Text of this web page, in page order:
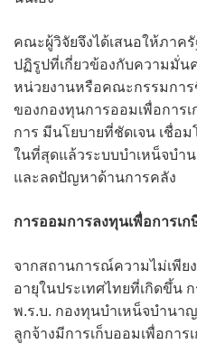
คณะผู้วิจัยจึงได้เสนอให้ภาค
ปฏิรูปที่เกี่ยวข้องกับความมั่น
หน่วยงานหรือคณะกรรมกา
ของกองทุนการออมเพื่อการ
การ มีนโยบายที่ชัดเจน เชื่อ
ในที่สุดแล้วระบบบำเหน็จบำ
และลดปัญหาด้านการคลัง
การออมการลงทุนเพื่อการเ
จากสถานการณ์ความไม่เพีย
อายุในประเทศไทยที่เกิดขึ้น
พ.ร.บ. กองทุนบำเหน็จบำนา
ลูกจ้างมีการเก็บออมเพื่อกา